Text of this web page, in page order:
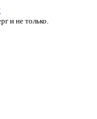
и не только.